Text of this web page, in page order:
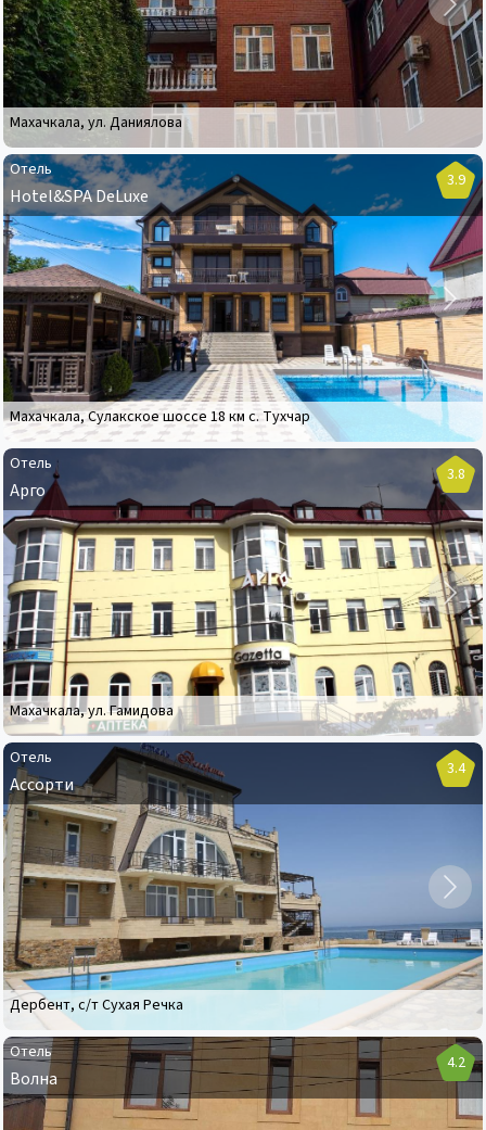
Махачкала, ул. Даниялова
Отель
Hotel&SPA DeLuxe
Отель
Hotel&SPA
DeLuxe
Махачкала,Сулакское шоссе 18 км с. Тухчар
3.9
Отель
Арго
Отель
Арго
Махачкала,ул. Гамидова
3.8
Отель
Ассорти
Отель
Ассорти
Дербент, с/т Сухая Речка
3.4
Отель
Волна
Отель
4.2